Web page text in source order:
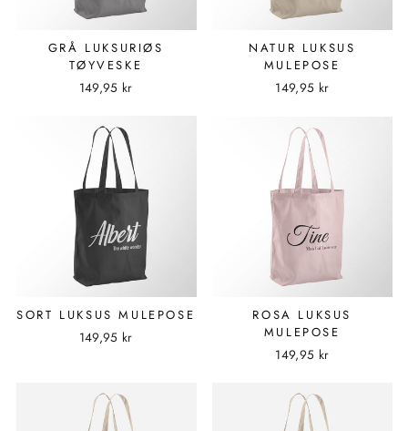
GRÅ LUKSURIØS
TØYVESKE
149,95 kr
NATUR LUKSUS
MULEPOSE
149,95 kr
SORT LUKSUS MULEPOSE
149,95 kr
ROSA LUKSUS
MULEPOSE
149,95 kr